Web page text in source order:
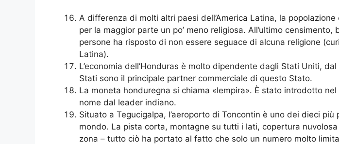
A differenza di molti altri paesi dell’America Latina, la popolazione
per la maggior parte un po’ meno religiosa. All’ultimo censimento,
persone ha risposto di non essere seguace di alcuna religione
Latina).
L’economia dell’Honduras è molto dipendente dagli Stati Uniti,
Stati sono il principale partner commerciale di questo Stato.
La moneta honduregna si chiama «lempira». È stato introdotto nel
nome dal leader indiano.
Situato a Tegucigalpa, l’aeroporto di Toncontin è uno dei dieci più
mondo. La pista corta, montagne su tutti i lati, copertura
zona – tutto ciò ha portato al fatto che solo un numero molto